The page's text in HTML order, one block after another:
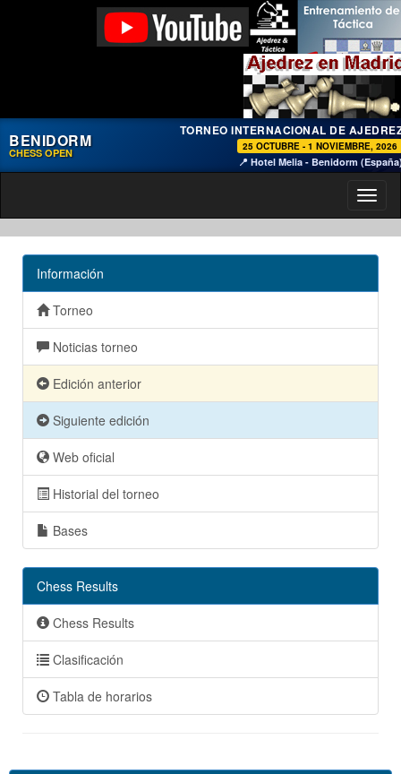
BENIDORM
CHESS OPEN
TORNEO INTERNACIONAL DE
25 OCTUBRE - 1 NOVIEMBRE, 2026
📍 Hotel Melia - Benidorm
Información
Torneo
Noticias torneo
Edición anterior
Siguiente edición
Web oficial
Historial del torneo
Bases
Chess Results
Chess Results
Clasificación
Tabla de horarios